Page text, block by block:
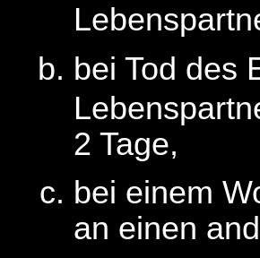
bei Tod des
2 Tage,
bei einem
an einen